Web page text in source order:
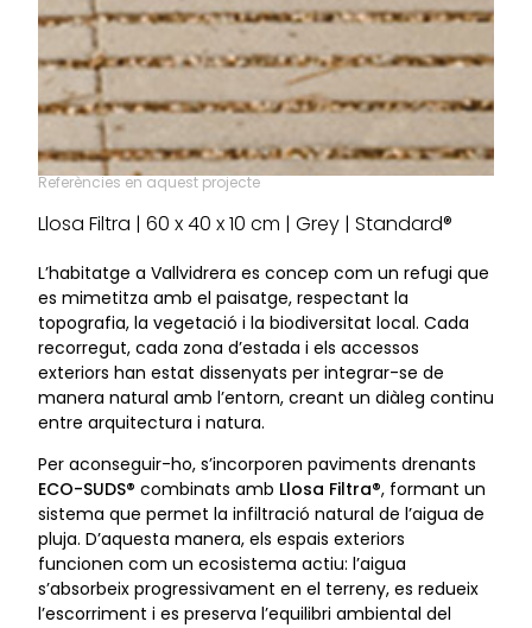
Referències en aquest projecte
Llosa Filtra | 60 x 40 x 10 cm | Grey | Standard®
L’habitatge a Vallvidrera es concep com un refugi que
es mimetitza amb el paisatge, respectant la
topografia, la vegetació i la biodiversitat local. Cada
recorregut, cada zona d’estada i els accessos
exteriors han estat dissenyats per integrar-se de
manera natural amb l’entorn, creant un diàleg continu
entre arquitectura i natura.
Per aconseguir-ho, s’incorporen paviments drenants
ECO-SUDS® combinats amb Llosa Filtra®, formant un
sistema que permet la infiltració natural de l’aigua de
pluja. D’aquesta manera, els espais exteriors
funcionen com un ecosistema actiu: l’aigua
s’absorbeix progressivament en el terreny, es redueix
l’escorriment i es preserva l’equilibri ambiental del